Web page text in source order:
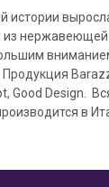
из
Good Design.
в